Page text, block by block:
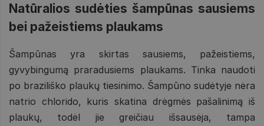
Natūralios sudėties šampūnas sausiems
bei pažeistiems plaukams
Šampūnas yra skirtas sausiems, pažeistiems,
gyvybingumą praradusiems plaukams. Tinka naudoti
po braziliško plaukų tiesinimo. Šampūno sudėtyje nėra
natrio chlorido, kuris skatina drėgmės pašalinimą iš
plaukų, todėl jie greičiau išsausėja, tampa